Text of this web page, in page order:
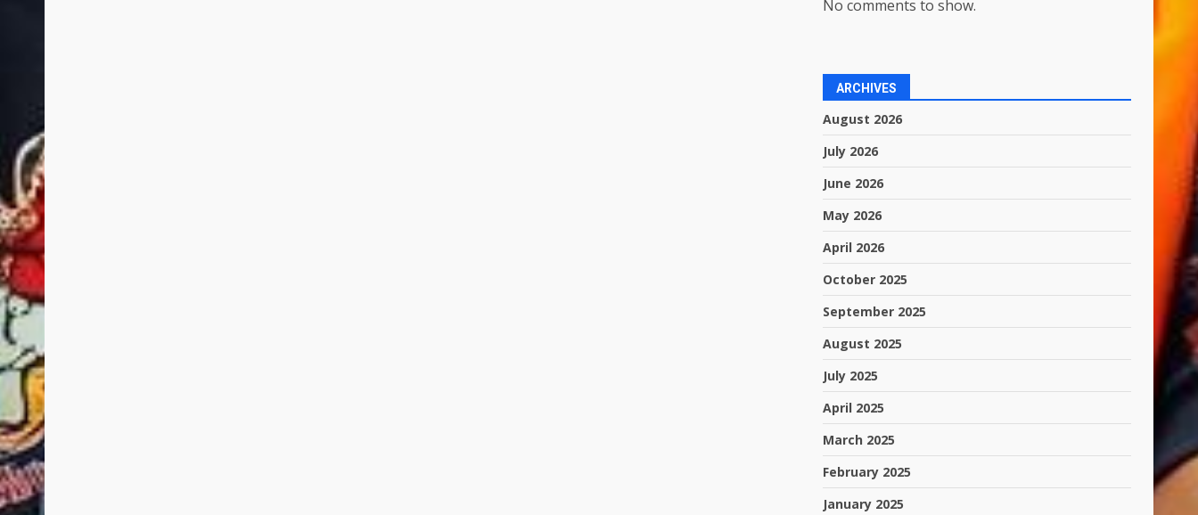
No comments to show.
ARCHIVES
August 2026
July 2026
June 2026
May 2026
April 2026
October 2025
September 2025
August 2025
July 2025
April 2025
March 2025
February 2025
January 2025